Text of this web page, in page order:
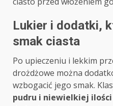
Lukier i dodatki,
smak ciasta
Po upieczeniu i lekkim
drożdżowe można
wzbogacić jego smak.
pudru i niewielkiej